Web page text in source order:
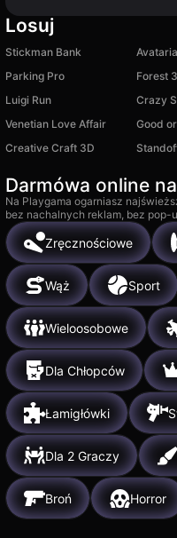
Losuj
Stickman Bank Avataria
Parking Pro
Forest
Luigi Run
Crazy
Venetian Love Affair
Good
Creative Craft 3D
Darmówa online
Na Playgama ogarniasz
bez nachalnych reklam, bez pop-
Zręcznościowe
Wąż Sport
Wieloosobowe
Dla Chłopców
Łamigłówki
Dla 2 Graczy
Broń Horror